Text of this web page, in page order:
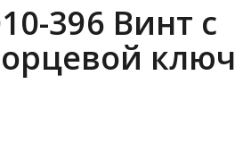
396 Винт с
ключ